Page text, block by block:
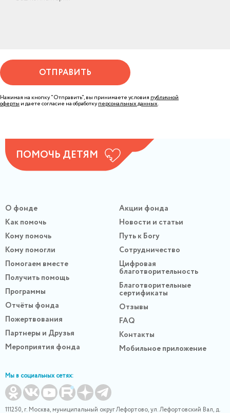
ОТПРАВИТЬ
Нажимая на кнопку "Отправить", вы принимаете условия публичной
оферты и даете согласие на обработкуперсональных данных.
ПОМОЧЬ ДЕТЯМ
О фонде
Как помочь
Кому помочь
Кому помогли
Помогаем вместе
Получить помощь
Программы
Отчёты фонда
Пожертвования
Партнеры и Друзья
Мероприятия фонда
Акции фонда
Новости и статьи
Путь к Богу
Сотрудничество
Цифровая
благотворительность
Благотворительные
сертификаты
Отзывы
FAQ
Контакты
Мобильное приложение
Мы в социальных сетях:
111250, г. Москва, муниципальный округ Лефортово, ул. Лефортовский Вал, д.